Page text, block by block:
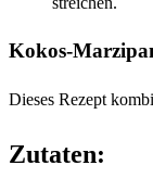
Kokos-
Dieses Rezept
Zutaten: